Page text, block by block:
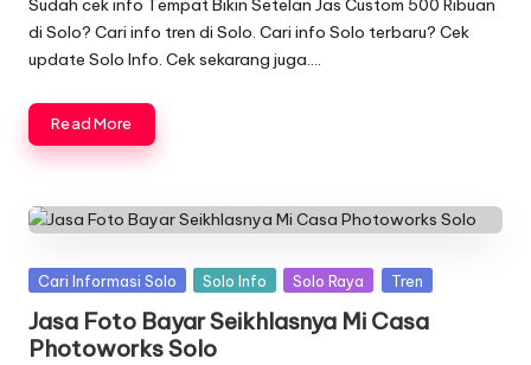
Sudah cek info Tempat Bikin Setelan Jas Custom 500 Ribuan
di Solo? Cari info tren di Solo. Cari info Solo terbaru? Cek
update Solo Info. Cek sekarang juga….
Read More
Posted
Cari Informasi Solo Solo Info Solo Raya Tren
Jasa Foto Bayar Seikhlasnya Mi Casa
Photoworks Solo